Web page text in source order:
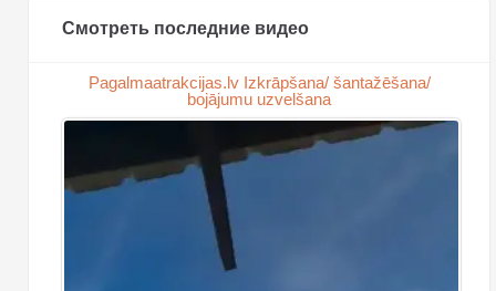
Смотреть последние видео
Pagalmaatrakcijas.lv Izkrāpšana/ šantažēšana/
bojājumu uzvelšana